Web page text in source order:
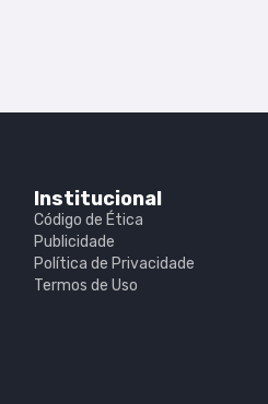
Institucional
Código de Ética
Publicidade
Política de Privacidade
Termos de Uso